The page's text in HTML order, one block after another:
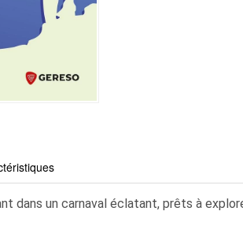
dans un carnaval éclatant, prêts à